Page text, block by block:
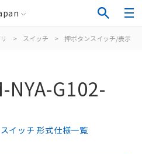
> スイッチ > 押ボタンスイッチ/表示灯
NYA-G102-
イッチ 形式仕様一覧